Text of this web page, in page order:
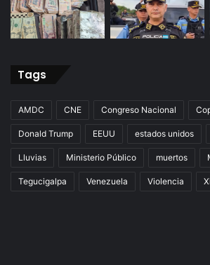
Tags
AMDC CNE Congreso Nacional
Donald Trump EEUU estados unidos
Lluvias Ministerio Público muertos
Tegucigalpa Venezuela Violencia